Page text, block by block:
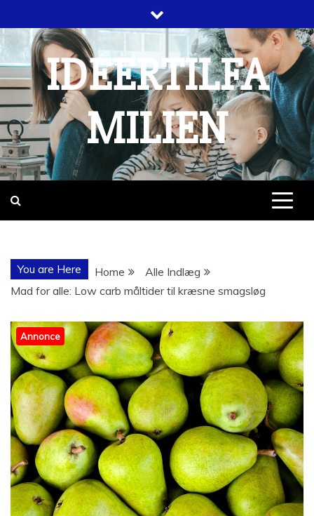
to
content
IDEERTILFA
MILIEN
You are Here Home
Alle Indlæg
Mad for alle: Low carb måltider til kræsne smagsløg
Annonce